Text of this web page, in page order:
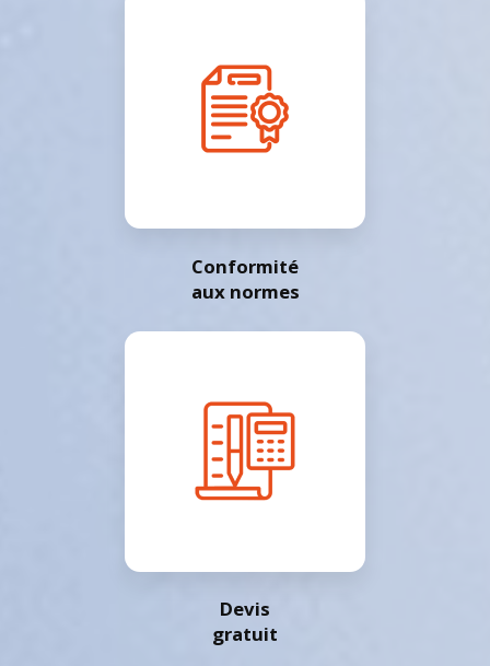
Conformité
aux normes
Devis
gratuit